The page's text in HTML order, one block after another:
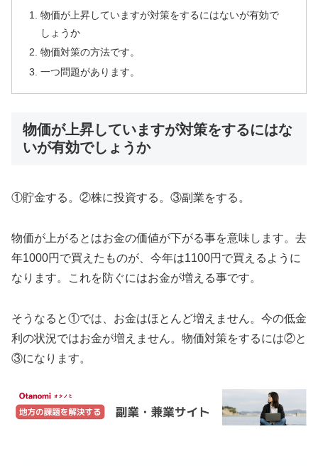
物価が上昇していますが対策をするにはないが有効で
しょうか
物価対策の方法です。
一つ問題があります。
物価が上昇していますが対策をするにはな
いが有効でしょうか
①貯金する。②株に投資する。③副業をする。
物価が上がるとはお金の価値が下がる事を意味します。去
年1000円で買えたものが、今年は1100円で買えるように
なります。これを防ぐにはお金が増える事です。
そうなると①では、お金はほとんど増えません。今の低金
利の状況ではお金が増えません。物価対策をするには②と
③になります。